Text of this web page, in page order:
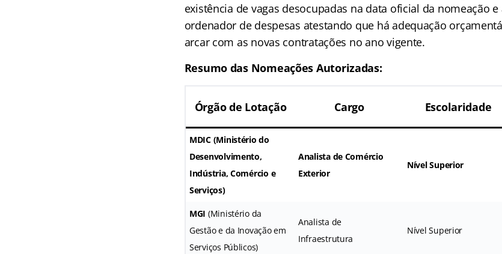
existência de vagas desocupadas na data oficial da nomeação
ordenador de despesas atestando que há adequação
arcar com as novas contratações no ano vigente.
Resumo das Nomeações Autorizadas:
Órgão de Lotação Cargo Escolaridade
MDIC(Ministério do
Desenvolvimento,
Indústria, Comércio e
Serviços)
Analista de Comércio
Exterior
Nível Superior
MGI (Ministério da
Gestão e da Inovação em
Serviços Públicos)
Analista de
Infraestrutura
Nível Superior